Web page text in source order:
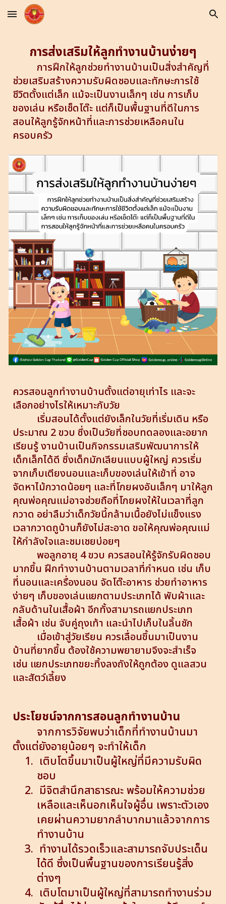
Skip to main content Skip to navigation
การส่งเสริมให้ลูกทำงานบ้านง่ายๆ
การฝึกให้ลูกช่วยทำงานบ้านเป็นสิ่งสำคัญที่
ช่วยเสริมสร้างความรับผิดชอบและทักษะการใช้
ชีวิตตั้งแต่เล็ก แม้จะเป็นงานเล็กๆ เช่น การเก็บ
ของเล่น หรือเช็ดโต๊ะ แต่ก็เป็นพื้นฐานที่ดีในการ
สอนให้ลูกรู้จักหน้าที่และการช่วยเหลือคนใน
ครอบครัว
ควรสอนลูกทำงานบ้านตั้งแต่อายุเท่าไร และจะ
เลือกอย่างไรให้เหมาะกับวัย
เริ่มสอนได้ตั้งแต่ยังเล็กในวัยที่เริ่มเดิน หรือ
ประมาณ 2 ขวบ ซึ่งเป็นวัยที่ชอบทดลองและอยาก
เรียนรู้ งานบ้านเป็นกิจกรรมเสริมพัฒนาการให้
เด็กเล็กได้ดี ซึ่งเด็กมักเลียนแบบผู้ใหญ่ ควรเริ่ม
จากเก็บเตียงนอนและเก็บของเล่นให้เข้าที่ อาจ
จัดหาไม้กวาดน้อยๆ และที่โกยผงอันเล็กๆ มาให้ลูก
คุณพ่อคุณแม่อาจช่วยถือที่โกยผงให้ในเวลาที่ลูก
กวาด อย่าลืมว่าเด็กวัยนี้กล้ามเนื้อยังไม่แข็งแรง
เวลากวาดถูบ้านก็ยังไม่สะอาด ขอให้คุณพ่อคุณแม่
ให้กำลังใจและชมเชยบ่อยๆ
พอลูกอายุ 4 ขวบ ควรสอนให้รู้จักรับผิดชอบ
มากขึ้น ฝึกทำงานบ้านตามเวลาที่กำหนด เช่น เก็บ
ที่นอนและเครื่องนอน จัดโต๊ะอาหาร ช่วยทำอาหาร
ง่ายๆ เก็บของเล่นแยกตามประเภทได้ พับผ้าและ
กลับด้านในเสื้อผ้า อีกทั้งสามารถแยกประเภท
เสื้อผ้า เช่น จับคู่ถุงเท้า และนำไปเก็บในลิ้นชัก
เมื่อเข้าสู่วัยเรียน ควรเลื่อนขึ้นมาเป็นงาน
บ้านที่ยากขึ้น ต้องใช้ความพยายามจึงจะสำเร็จ
เช่น แยกประเภทขยะทิ้งลงถังให้ถูกต้อง ดูแลสวน
และสัตว์เลี้ยง
ประโยชน์จากการสอนลูกทำงานบ้าน
จากการวิจัยพบว่าเด็กที่ทำงานบ้านมา
ตั้งแต่ยังอายุน้อยๆ จะทำให้เด็ก
1. เติบโตขึ้นมาเป็นผู้ใหญ่ที่มีความรับผิด
ชอบ
2. มีจิตสำนึกสาธารณะ พร้อมให้ความช่วย
เหลือและเห็นอกเห็นใจผู้อื่น เพราะตัวเอง
เคยผ่านความยากลำบากมาแล้วจากการ
ทำงานบ้าน
3. ทำงานได้รวดเร็วและสามารถจับประเด็น
ได้ดี ซึ่งเป็นพื้นฐานของการเรียนรู้สิ่ง
ต่างๆ
4. เติบโตมาเป็นผู้ใหญ่ที่สามารถทำงานร่วม